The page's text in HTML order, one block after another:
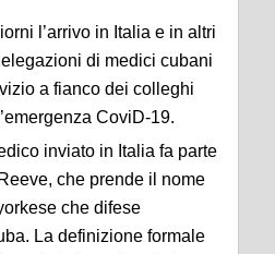
l’arrivo in Italia e in altri
di medici cubani
a fianco dei colleghi
CoviD-19.
inviato in Italia fa parte
che prende il nome
che difese
La definizione formale